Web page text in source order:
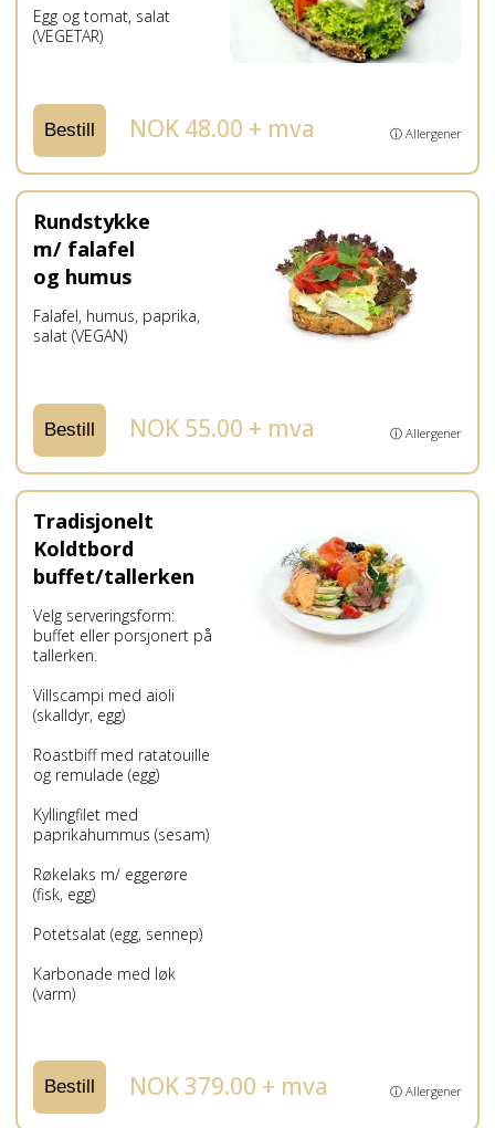
Egg og tomat, salat
(VEGETAR)
Bestill NOK 48.00 + mva ⓘ Allergener
Rundstykke
m/ falafel
og humus
Falafel, humus, paprika,
salat (VEGAN)
Bestill NOK 55.00 + mva ⓘ Allergener
Tradisjonelt
Koldtbord
buffet/tallerken
Velg serveringsform:
buffet eller porsjonert på
tallerken.
Villscampi med aioli
(skalldyr, egg)
Roastbiff med ratatouille
og remulade (egg)
Kyllingfilet med
paprikahummus (sesam)
Røkelaks m/ eggerøre
(fisk, egg)
Potetsalat (egg, sennep)
Karbonade med løk
(varm)
Bestill NOK 379.00 + mva ⓘ Allergener